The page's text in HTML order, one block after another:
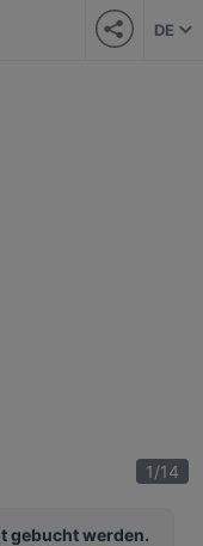
DE
1/14
gebucht werden.